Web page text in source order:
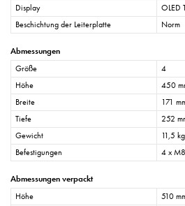
Display
OLED
Beschichtung der Leiterplatte
Norm
Abmessungen
Größe
4
Höhe
450
Breite
171
Tiefe
252
Gewicht
11,5
Befestigungen
4 x M8
Abmessungen verpackt
Höhe
510